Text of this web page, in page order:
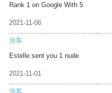
Rank 1 on Google With 5
2021-11-06
游客
Estelle sent you 1 nude
2021-11-01
游客